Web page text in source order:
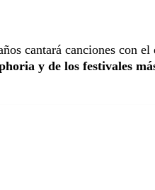
cantará canciones con el
y de los festivales